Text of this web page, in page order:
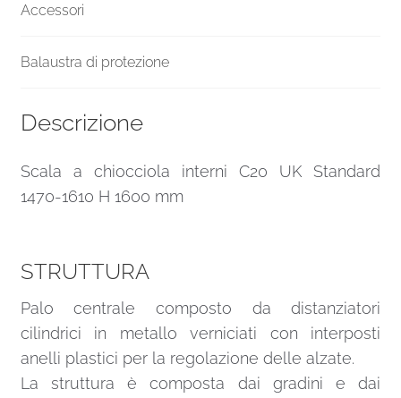
Accessori
Balaustra di protezione
Descrizione
Scala a chiocciola interni C20 UK Standard
1470-1610 H 1600 mm
STRUTTURA
Palo centrale composto da distanziatori
cilindrici in metallo verniciati con interposti
anelli plastici per la regolazione delle alzate.
La struttura è composta dai gradini e dai